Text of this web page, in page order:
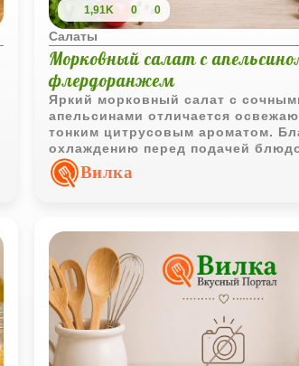
1,91K 0 0
Салаты
Морковный салат с
флердоранжем
Яркий морковный салат с
апельсинами отличается
тонким цитрусовым ароматом.
охлаждению перед подачей
особенно приятным и лёгким.
Вилка